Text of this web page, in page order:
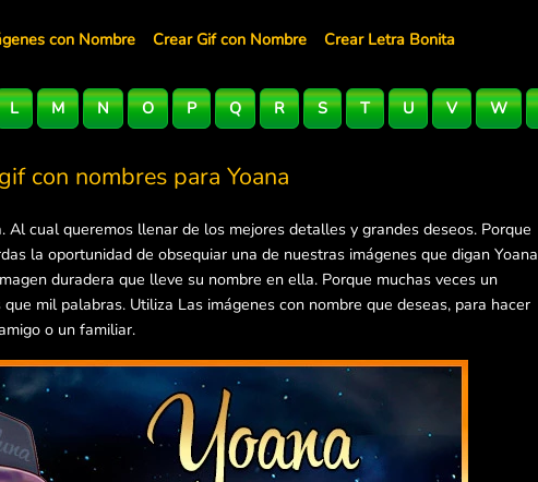
con Nombre Crear Gif con Nombre Crear Letra Bonita
L M N O P Q R S T U V W
con nombres para Yoana
cual queremos llenar de los mejores detalles y grandes deseos. Porque
la oportunidad de obsequiar una de nuestras imágenes que digan Yoana
duradera que lleve su nombre en ella. Porque muchas veces un
mil palabras. Utiliza Las imágenes con nombre que deseas, para hacer
o un familiar.